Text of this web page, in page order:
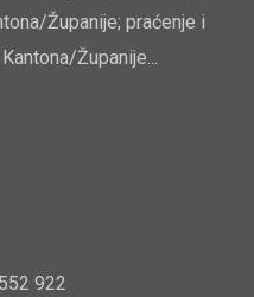
Županije; praćenje i
Županije...
922